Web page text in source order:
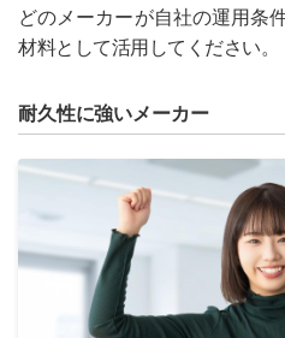
どのメーカーが自社の運用条
材料として活用してください。
耐久性に強いメーカー